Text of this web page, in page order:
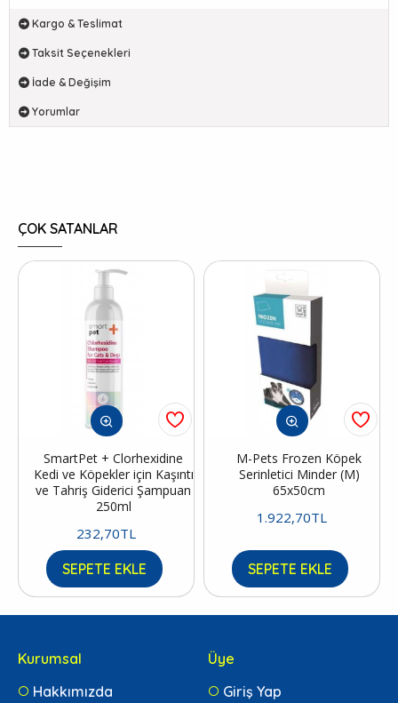
Kargo & Teslimat
Taksit Seçenekleri
İade & Değişim
Yorumlar
ÇOK SATANLAR
SmartPet + Clorhexidine
Kedi ve Köpekler için Kaşıntı
ve Tahriş Giderici Şampuan
250ml
232,70TL
SEPETE EKLE
M-Pets Frozen Köpek
Serinletici Minder (M)
65x50cm
1.922,70TL
SEPETE EKLE
Kurumsal
Hakkımızda
Üye
Giriş Yap